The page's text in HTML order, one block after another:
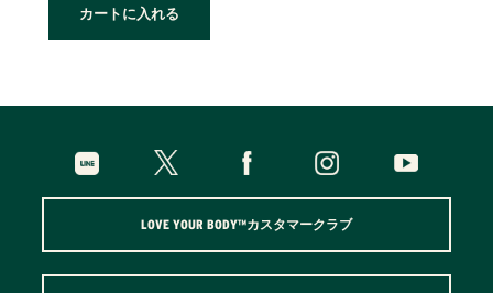
カートに入れる
LOVE YOUR BODY™カスタマークラブ